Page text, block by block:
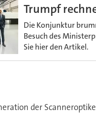
Trumpf
Die Konjunktur
Besuch des
Sie hier den Artikel.
der